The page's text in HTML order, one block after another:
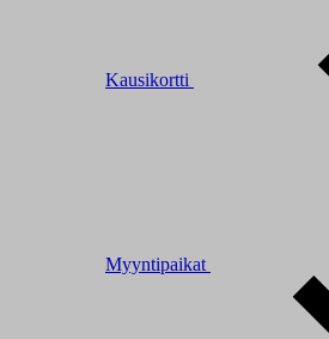
Kausikortti
Myyntipaikat